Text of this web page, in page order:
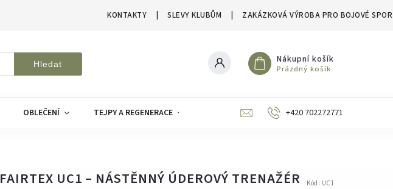
KONTAKTY SLEVY KLUBŮM ZAKÁZKOVÁ VÝROBA PRO BOJOVÉ
Hledat Nákupní košík
Prázdný košík
OBLEČENÍ TEJPY A REGENERACE SLEVY A VÝPRODEJE
+420 702272771
FAIRTEX UC1 – NÁSTĚNNÝ ÚDEROVÝ TRENAŽÉR Kód: UC1